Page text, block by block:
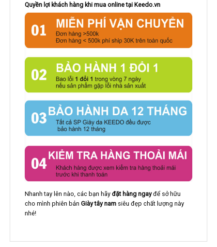
Quyền lợi khách hàng khi mua online tại Keedo.vn
Nhanh tay lên nào, các bạn hãy đặt hàng ngayđể sở hữu
cho mình phiên bản Giày tây nam siêu đẹp chất lượng này
nhé!